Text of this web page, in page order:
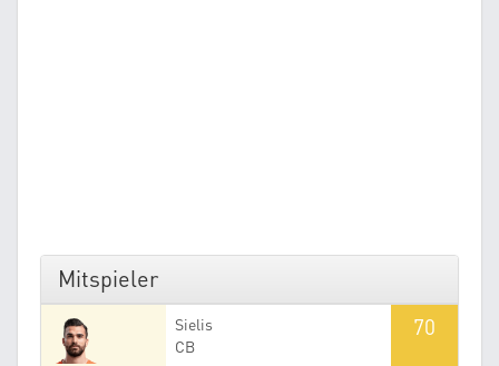
Mitspieler
Sielis
CB
70